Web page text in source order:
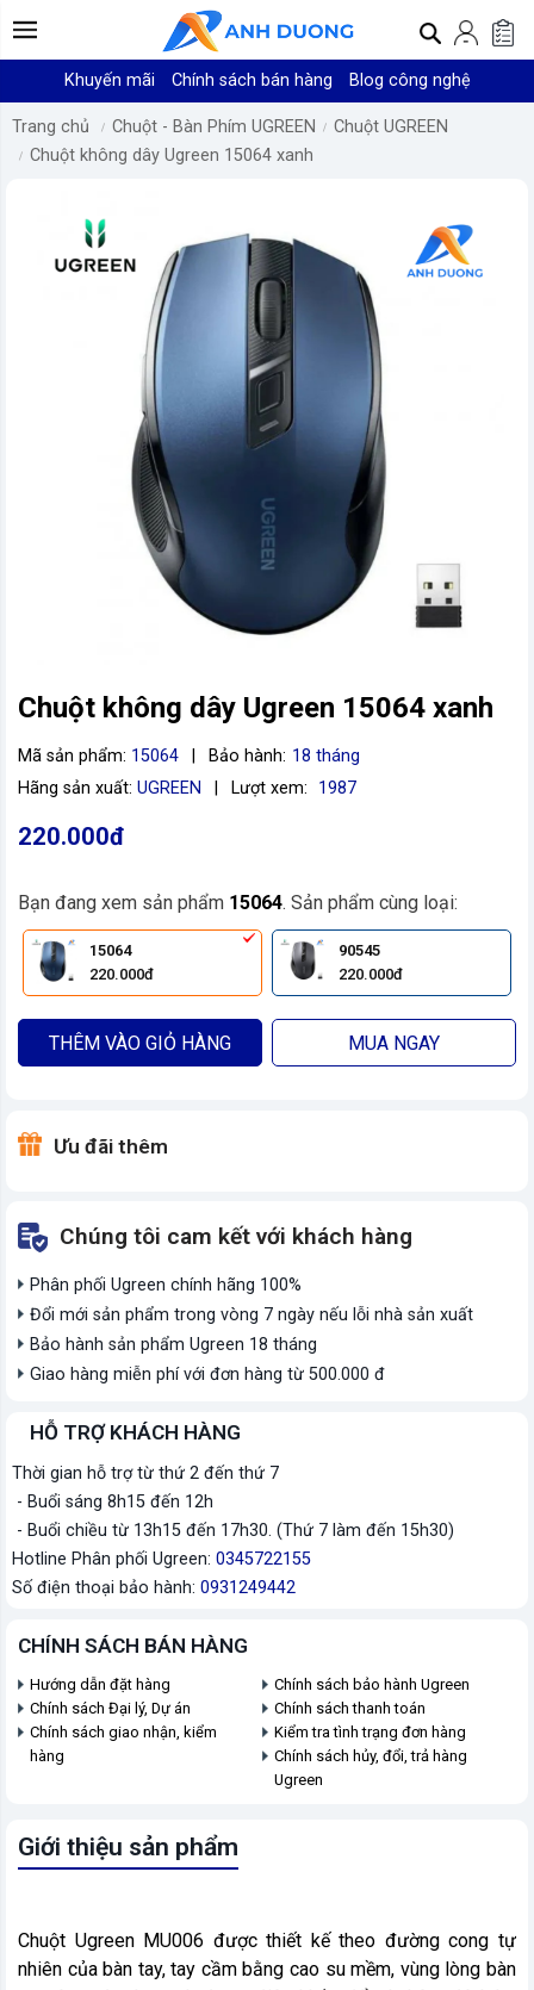
Khuyến mãi Chính sách bán hàng Blog công nghệ
Trang chủ Chuột - Bàn Phím UGREEN
Chuột UGREEN
Chuột không dây Ugreen 15064 xanh
Chuột không dây Ugreen 15064 xanh
Mã sản phẩm: 15064 Bảo hành: 18 tháng
Hãng sản xuất: UGREEN Lượt xem: 1987
220.000đ
Bạn đang xem sản phẩm 15064. Sản phẩm cùng loại:
15064
220.000đ
90545
220.000đ
THÊM VÀO GIỎ HÀNG MUA NGAY
Ưu đãi thêm
Chúng tôi cam kết với khách hàng
Phân phối Ugreen chính hãng 100%
Đổi mới sản phẩm trong vòng 7 ngày nếu lỗi nhà sản xuất
Bảo hành sản phẩm Ugreen 18 tháng
Giao hàng miễn phí với đơn hàng từ 500.000 đ
HỖ TRỢ KHÁCH HÀNG
Thời gian hỗ trợ từ thứ 2 đến thứ 7
- Buổi sáng 8h15 đến 12h
- Buổi chiều từ 13h15 đến 17h30. (Thứ 7 làm đến 15h30)
Hotline Phân phối Ugreen: 0345722155
Số điện thoại bảo hành: 0931249442
CHÍNH SÁCH BÁN HÀNG
Hướng dẫn đặt hàng
Chính sách bảo hành Ugreen
Chính sách Đại lý, Dự án
Chính sách thanh toán
Chính sách giao nhận, kiểm
hàng
Kiểm tra tình trạng đơn hàng
Chính sách hủy, đổi, trả hàng
Ugreen
Giới thiệu sản phẩm
Chuột Ugreen MU006 được thiết kế theo đường cong tự
nhiên của bàn tay, tay cầm bằng cao su mềm, vùng lòng bàn